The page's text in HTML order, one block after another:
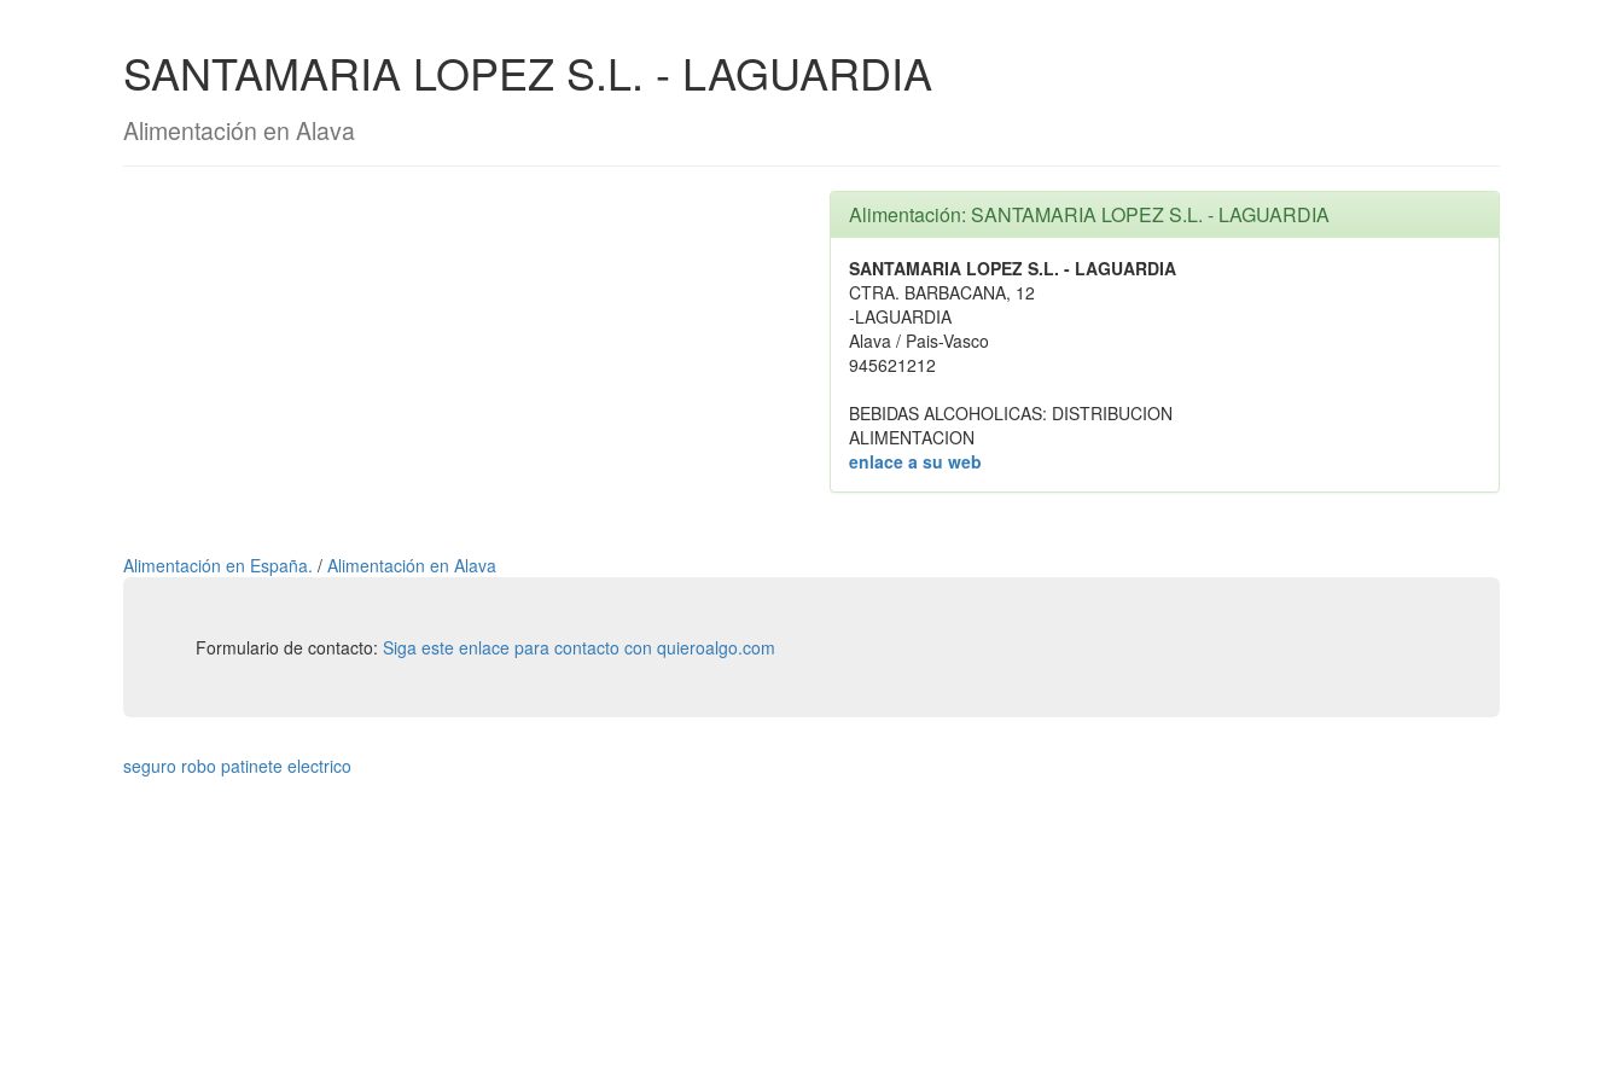
SANTAMARIA LOPEZ S.L. - LAGUARDIA
Alimentación en Alava
Alimentación: SANTAMARIA LOPEZ S.L. - LAGUARDIA
SANTAMARIA LOPEZ S.L. - LAGUARDIA
CTRA. BARBACANA, 12
-LAGUARDIA
Alava / Pais-Vasco
945621212
BEBIDAS ALCOHOLICAS: DISTRIBUCION
ALIMENTACION
enlace a su web
Alimentación en España. / Alimentación en Alava
Formulario de contacto: Siga este enlace para contacto con quieroalgo.com
seguro robo patinete electrico